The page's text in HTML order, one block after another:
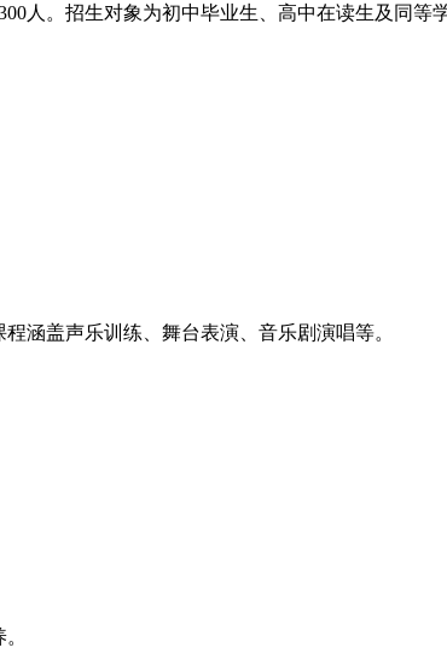
人。招生对象为初中毕业生、高中在读生及同等
涵盖声乐训练、舞台表演、音乐剧演唱等。